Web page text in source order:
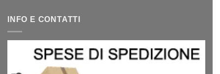
INFO E CONTATTI